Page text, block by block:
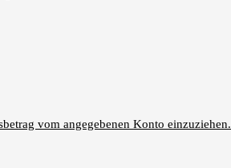
vom angegebenen Konto einzuziehen.